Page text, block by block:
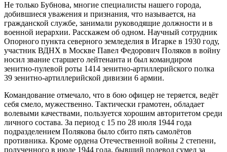
Не только Бубнова, многие специалисты нашего города,
добившиеся уважения и признания, что называется, на
гражданской службе, занимали руководящие должности и в
военной иерархии. Расскажем об одном. Научный сотрудник
Опорного пункта северного земледелия в Игарке в 1930 году,
участник ВДНХ в Москве Павел Федорович Поляков в войну
носил звание старшего лейтенанта и был командиром
зенитно-пулевой роты 1414 зенитно-артиллерийского полка
39 зенитно-артиллерийской дивизии 6 армии.
Командование отмечало, что в бою офицер не теряется, ведёт
себя смело, мужественно. Тактически грамотен, обладает
волевыми качествами, пользуется хорошим авторитетом среди
личного состава. За период с 15 по 28 июля 1944 года
подразделением Полякова было сбито пять самолётов
противника. Кроме ордена Отечественной войны 2 степени,
полученного в июле 1944 года, бывший полевод сумел за